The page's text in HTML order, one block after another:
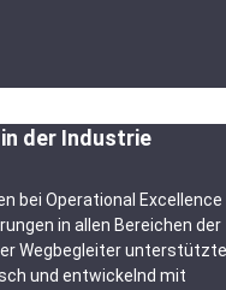
der Industrie
bei Operational Excellence
in allen Bereichen der
Wegbegleiter unterstützte
und entwickelnd mit